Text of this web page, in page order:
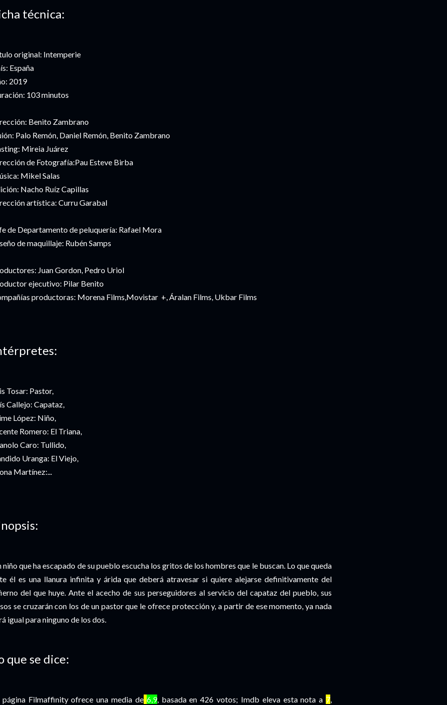
técnica:
original: Intemperie
España
2019
103 minutos
Benito Zambrano
Palo Remón, Daniel Remón, Benito Zambrano
Mireia Juárez
de Fotografía:Pau Esteve Birba
Mikel Salas
Nacho Ruíz Capillas
artística: Curru Garabal
de Departamento de peluquería: Rafael Mora
de maquillaje: Rubén Samps
Juan Gordon, Pedro Uriol
ejecutivo: Pilar Benito
productoras: Morena Films,Movistar +, Áralan Films, Ukbar Films
Tosar: Pastor,
Callejo: Capataz,
López: Niño,
Romero: El Triana,
Caro: Tullido,
Uranga: El Viejo,
Martínez:...
niño que ha escapado de su pueblo escucha los gritos de los hombres que le buscan. Lo que queda
él es una llanura infinita y árida que deberá atravesar si quiere alejarse definitivamente del
del que huye. Ante el acecho de sus perseguidores al servicio del capataz del pueblo, sus
se cruzarán con los de un pastor que le ofrece protección y, a partir de ese momento, ya nada
igual para ninguno de los dos.
que se dice:
página Filmaffinity ofrece una media de 6,9, basada en 426 votos; Imdb eleva esta nota a 7,